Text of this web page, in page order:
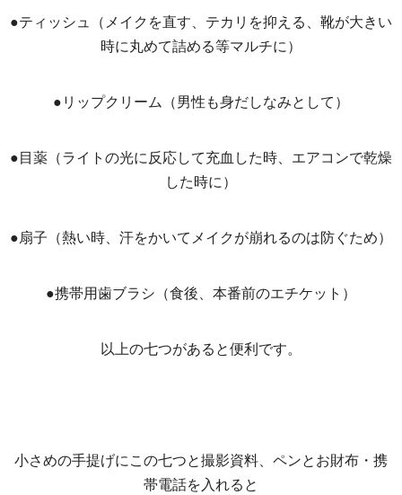
●ティッシュ（メイクを直す、テカリを抑える、靴が大きい
時に丸めて詰める等マルチに）
●リップクリーム（男性も身だしなみとして）
●目薬（ライトの光に反応して充血した時、エアコンで乾燥
した時に）
●扇子（熱い時、汗をかいてメイクが崩れるのは防ぐため）
●携帯用歯ブラシ（食後、本番前のエチケット）
以上の七つがあると便利です。
小さめの手提げにこの七つと撮影資料、ペンとお財布・携
帯電話を入れると